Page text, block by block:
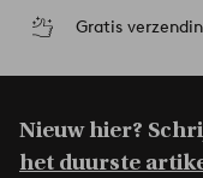
Gratis
Nieuw hier?
het duurste